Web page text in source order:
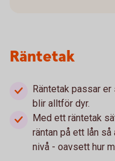
Räntetak
Räntetak passar
blir alltför dyr.
Med ett räntetak
räntan på ett lån
nivå - oavsett hur